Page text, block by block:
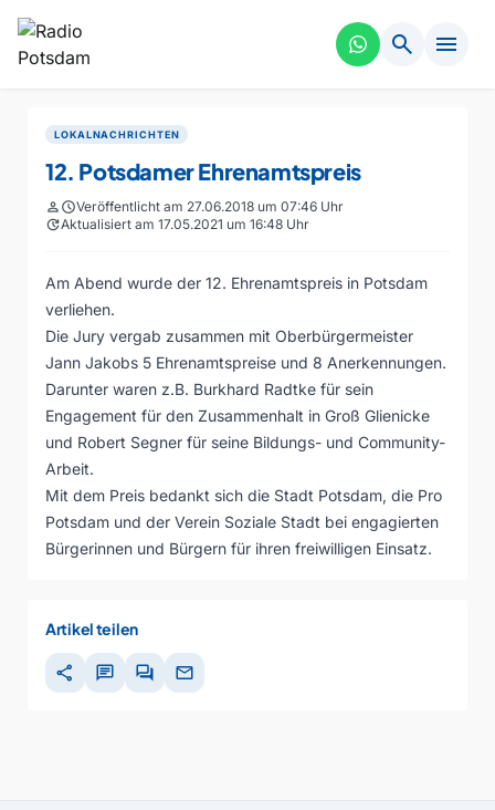
search menu
LOKALNACHRICHTEN
12. Potsdamer Ehrenamtspreis
personscheduleVeröffentlicht am 27.06.2018 um 07:46 Uhr
updateAktualisiert am 17.05.2021 um 16:48 Uhr
Am Abend wurde der 12. Ehrenamtspreis in Potsdam
verliehen.
Die Jury vergab zusammen mit Oberbürgermeister
Jann Jakobs 5 Ehrenamtspreise und 8 Anerkennungen.
Darunter waren z.B. Burkhard Radtke für sein
Engagement für den Zusammenhalt in Groß Glienicke
und Robert Segner für seine Bildungs- und Community-
Arbeit.
Mit dem Preis bedankt sich die Stadt Potsdam, die Pro
Potsdam und der Verein Soziale Stadt bei engagierten
Bürgerinnen und Bürgern für ihren freiwilligen Einsatz.
Artikel teilen
share chat forum mail